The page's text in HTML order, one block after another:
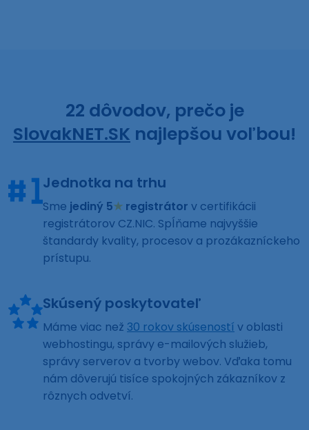
22 dôvodov, prečo je
SlovakNET.SK najlepšou voľbou!
Jednotka na trhu
Sme jediný 5★ registrátor v certifikácii
registrátorov CZ.NIC. Spĺňame najvyššie
štandardy kvality, procesov a prozákazníckeho
prístupu.
Skúsený poskytovateľ
Máme viac než 30 rokov skúseností v oblasti
webhostingu, správy e-mailových služieb,
správy serverov a tvorby webov. Vďaka tomu
nám dôverujú tisíce spokojných zákazníkov z
rôznych odvetví.